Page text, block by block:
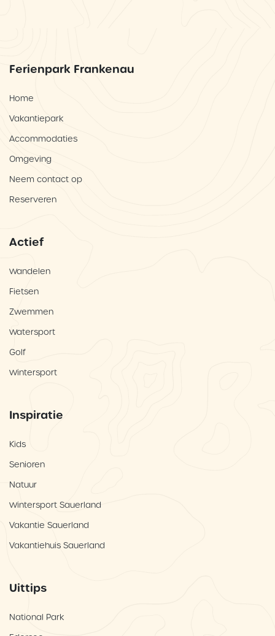
Ferienpark Frankenau
Home
Vakantiepark
Accommodaties
Omgeving
Neem contact op
Reserveren
Actief
Wandelen
Fietsen
Zwemmen
Watersport
Golf
Wintersport
Inspiratie
Kids
Senioren
Natuur
Wintersport Sauerland
Vakantie Sauerland
Vakantiehuis Sauerland
Uittips
National Park